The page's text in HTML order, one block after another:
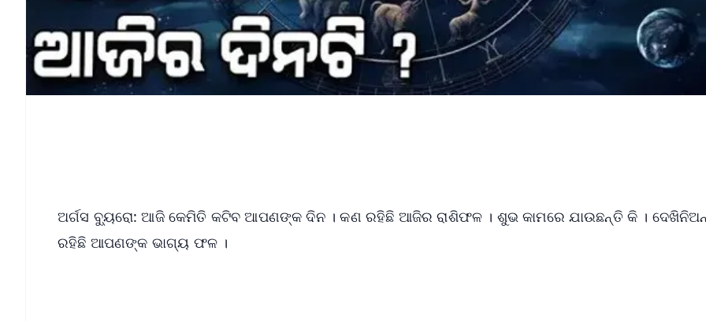
ଅର୍ଗସ ବ୍ୟୁରୋ: ଆଜି କେମିତି କଟିବ ଆପଣଙ୍କ ଦିନ । କଣ ରହିଛି ଆଜିର ରାଶିଫଳ । ଶୁଭ କାମରେ ଯାଉଛନ୍ତି କି ।
ରହିଛି ଆପଣଙ୍କ ଭାଗ୍ୟ ଫଳ ।